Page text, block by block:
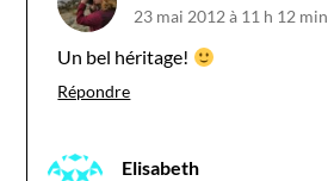
23 mai 2012 à 11 h 12 min
Un bel héritage!
Répondre
Elisabeth